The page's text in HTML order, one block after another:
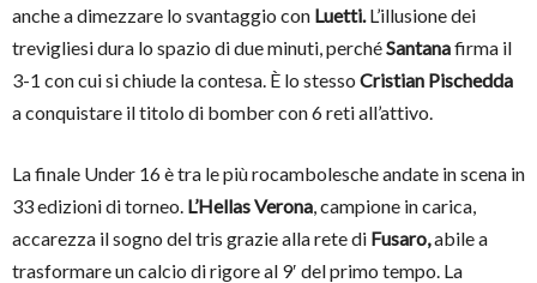
anche a dimezzare lo svantaggio con Luetti.L’illusione dei
trevigliesi dura lo spazio di due minuti, perchéSantanafirma il
3-1 con cui si chiude la contesa. È lo stesso Cristian Pischedda
a conquistare il titolo di bomber con 6 reti all’attivo.
La finale Under 16 è tra le più rocambolesche andate in scena in
33 edizioni di torneo. L’Hellas Verona, campione in carica,
accarezza il sogno del tris grazie alla rete di Fusaro,abile a
trasformare un calcio di rigore al 9′ del primo tempo. La